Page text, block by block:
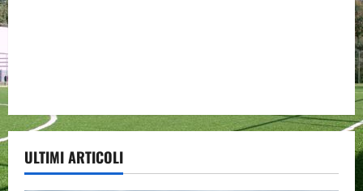
ULTIMI ARTICOLI